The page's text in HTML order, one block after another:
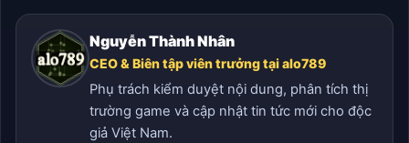
Nguyễn Thành Nhân
CEO & Biên tập viên trưởng tại alo789
Phụ trách kiểm duyệt nội dung, phân tích thị
trường game và cập nhật tin tức mới cho độc
giả Việt Nam.